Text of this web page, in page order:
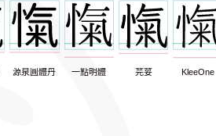
源泉圓體丹 一點明體 芫荽 KleeOne